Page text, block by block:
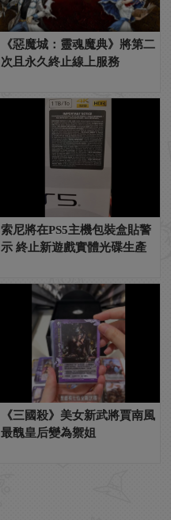
《惡魔城：靈魂魔典》將第二
次且永久終止線上服務
索尼將在PS5主機包裝盒貼警
示 終止新遊戲實體光碟生產
《三國殺》美女新武將賈南風
最醜皇后變為禦姐